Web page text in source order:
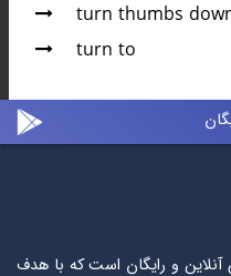
turn thumbs
turn to
و رایگان است که با هدف